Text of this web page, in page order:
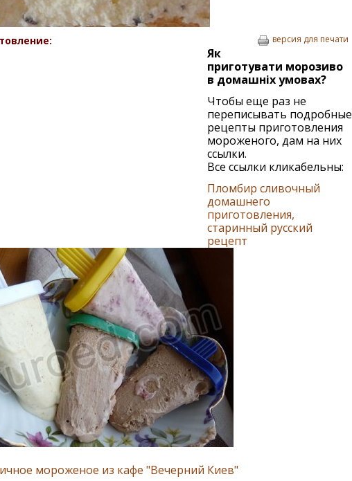
версия для печати
Як
приготувати морозиво
в домашніх умовах?
Чтобы еще раз не
переписывать подробные
рецепты приготовления
мороженого, дам на них
ссылки.
Все ссылки кликабельны:
Пломбир сливочный
домашнего
приготовления,
старинный русский
рецепт
мороженое из кафе "Вечерний Киев"